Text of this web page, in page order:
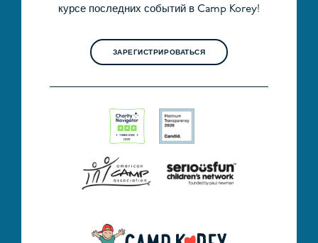
курсе последних событий в Camp Korey!
ЗАРЕГИСТРИРОВАТЬСЯ